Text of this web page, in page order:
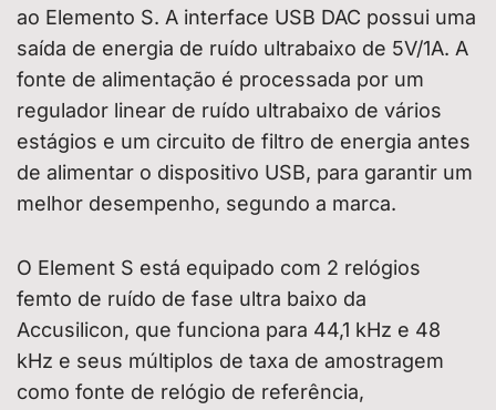
ao Elemento S. A interface USB DAC possui uma
saída de energia de ruído ultrabaixo de 5V/1A. A
fonte de alimentação é processada por um
regulador linear de ruído ultrabaixo de vários
estágios e um circuito de filtro de energia antes
de alimentar o dispositivo USB, para garantir um
melhor desempenho, segundo a marca.
O Element S está equipado com 2 relógios
femto de ruído de fase ultra baixo da
Accusilicon, que funciona para 44,1 kHz e 48
kHz e seus múltiplos de taxa de amostragem
como fonte de relógio de referência,